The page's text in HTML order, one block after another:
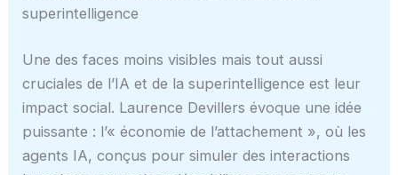
superintelligence
Une des faces moins visibles mais tout aussi
cruciales de l’IA et de la superintelligence est leur
impact social. Laurence Devillers évoque une idée
puissante : l’« économie de l’attachement », où les
agents IA, conçus pour simuler des interactions